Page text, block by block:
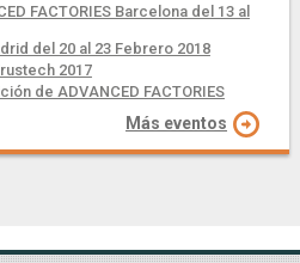
FACTORIES Barcelona del 13 al
del 20 al 23 Febrero 2018
2017
de ADVANCED FACTORIES
Más eventos